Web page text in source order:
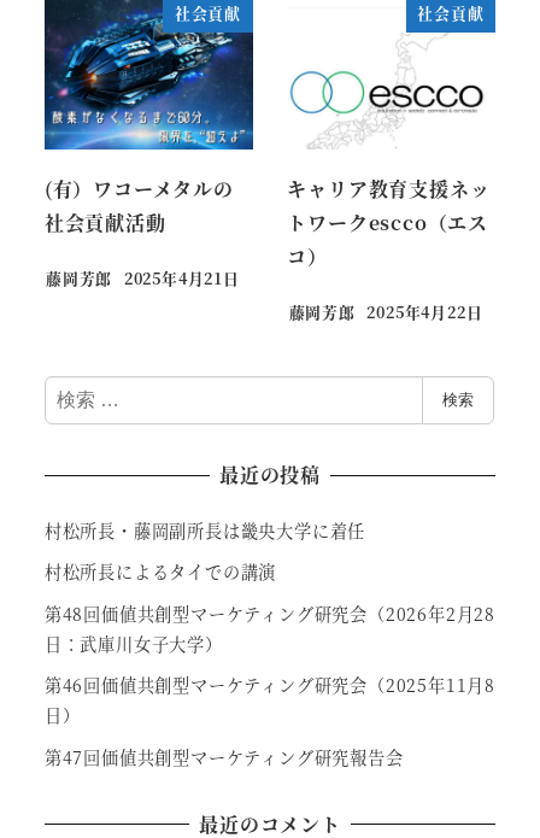
社会貢献
(有）ワコーメタルの
社会貢献活動
藤岡芳郎 2025年4月21日
社会貢献
キャリア教育支援ネッ
トワークescco（エス
コ）
藤岡芳郎 2025年4月22日
検
索
検索
最近の投稿
村松所長・藤岡副所長は畿央大学に着任
村松所長によるタイでの講演
第48回価値共創型マーケティング研究会（2026年2月28
日：武庫川女子大学）
第46回価値共創型マーケティング研究会（2025年11月8
日）
第47回価値共創型マーケティング研究報告会
最近のコメント